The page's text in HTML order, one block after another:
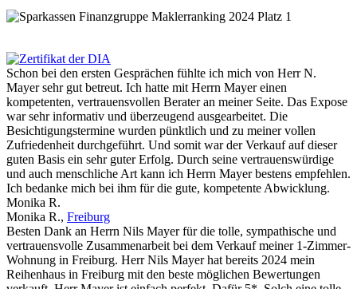
Schon bei den ersten Gesprächen fühlte ich mich von Herr N.
Mayer sehr gut betreut. Ich hatte mit Herrn Mayer einen
kompetenten, vertrauensvollen Berater an meiner Seite. Das Expose
war sehr informativ und überzeugend ausgearbeitet. Die
Besichtigungstermine wurden pünktlich und zu meiner vollen
Zufriedenheit durchgeführt. Und somit war der Verkauf auf dieser
guten Basis ein sehr guter Erfolg. Durch seine vertrauenswürdige
und auch menschliche Art kann ich Herrn Mayer bestens empfehlen.
Ich bedanke mich bei ihm für die gute, kompetente Abwicklung.
Monika R.
Monika R., Freiburg
Besten Dank an Herrn Nils Mayer für die tolle, sympathische und
vertrauensvolle Zusammenarbeit bei dem Verkauf meiner 1-Zimmer-
Wohnung in Freiburg. Herr Nils Mayer hat bereits 2024 mein
Reihenhaus in Freiburg mit den beste möglichen Bewertungen